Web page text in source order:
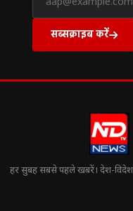
सब्सक्राइब करें
हर सुबह सबसे पहले खबरें। देश-विदेश